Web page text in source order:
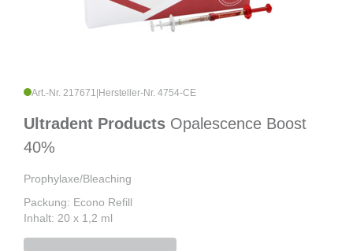
Art.-Nr. 217671 Hersteller-Nr. 4754-CE
Ultradent Products Opalescence Boost
40%
Prophylaxe/Bleaching
Packung: Econo Refill
Inhalt: 20 x 1,2 ml